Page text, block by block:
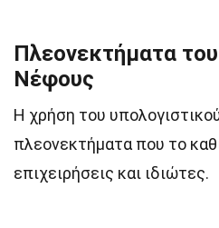
Πλεονεκτήματα
Νέφους
Η χρήση του
πλεονεκτήματα που το
επιχειρήσεις και ιδιώτες.